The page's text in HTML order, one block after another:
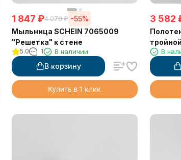
1 847 ₽4 070 ₽ -55%
Мыльница SCHEIN 7065009
"Решетка" к стене
5.0 1 В наличии
В корзину
Купить в 1 клик
3 582
В